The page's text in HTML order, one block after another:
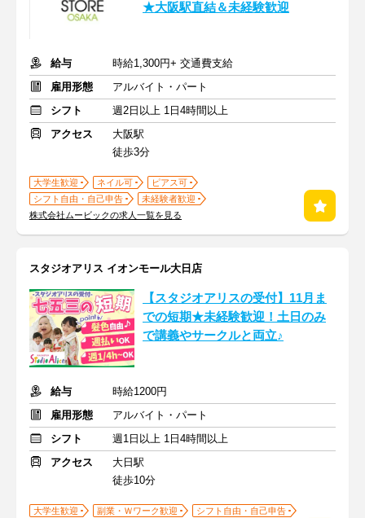
★大阪駅直結＆未経験歓迎
給与
時給1,300円+ 交通費支給
雇用形態
アルバイト・パート
シフト
週2日以上 1日4時間以上
アクセス
大阪駅
徒歩3分
大学生歓迎 ネイル可
ピアス可
シフト自由・自己申告
未経験者歓迎
株式会社ムービックの求人一覧を見る
スタジオアリス イオンモール大日店
【スタジオアリスの受付】11月ま
での短期★未経験歓迎！土日のみ
で講義やサークルと両立♪
給与
時給1200円
雇用形態
アルバイト・パート
シフト
週1日以上 1日4時間以上
アクセス
大日駅
徒歩10分
大学生歓迎 副業・Ｗワーク歓迎
シフト自由・自己申告